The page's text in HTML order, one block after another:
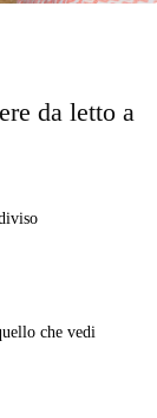
da letto a
che vedi